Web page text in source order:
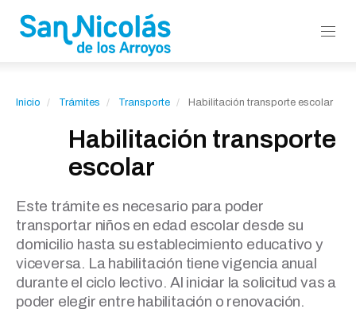
Inicio Trámites Transporte Habilitación transporte escolar
Habilitación transporte
escolar
Este trámite es necesario para poder
transportar niños en edad escolar desde su
domicilio hasta su establecimiento educativo y
viceversa. La habilitación tiene vigencia anual
durante el ciclo lectivo. Al iniciar la solicitud vas a
poder elegir entre habilitación o renovación.